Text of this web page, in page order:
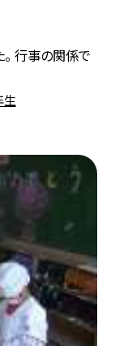
。 行事の関係で
生